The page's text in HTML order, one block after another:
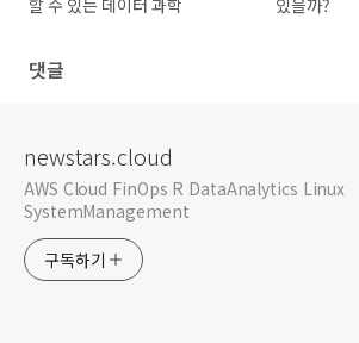
할 수 있는 데이터 과학
있을까?
댓글
newstars.cloud
AWS Cloud FinOps R DataAnalytics Linux
SystemManagement
구독하기